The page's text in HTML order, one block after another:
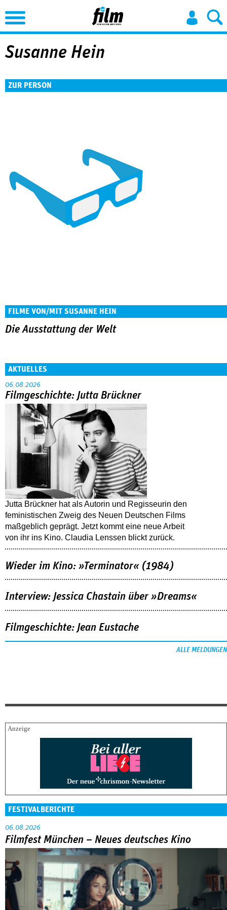
Jump to Navigation
Susanne Hein
ZUR PERSON
FILME VON/MIT SUSANNE HEIN
Die Ausstattung der Welt
AKTUELLES
06.08.2026
Filmgeschichte: Jutta Brückner
Jutta Brückner hat als Autorin und Regisseurin den
feministischen Zweig des Neuen Deutschen Films
maßgeblich geprägt. Jetzt kommt eine neue Arbeit
von ihr ins Kino. Claudia Lenssen blickt zurück.
Wieder im Kino: »Terminator« (1984)
Interview: Jessica Chastain über »Dreams«
Filmgeschichte: Jean Eustache
ALLE MELDUNGEN
FESTIVALBERICHTE
06.08.2026
Filmfest München – Neues deutsches Kino